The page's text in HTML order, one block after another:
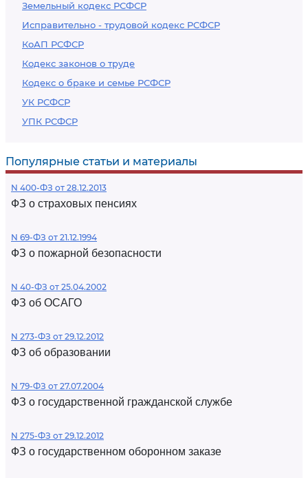
Земельный кодекс РСФСР
Исправительно - трудовой кодекс РСФСР
КоАП РСФСР
Кодекс законов о труде
Кодекс о браке и семье РСФСР
УК РСФСР
УПК РСФСР
Популярные статьи и материалы
N 400-ФЗ от 28.12.2013
ФЗ о страховых пенсиях
N 69-ФЗ от 21.12.1994
ФЗ о пожарной безопасности
N 40-ФЗ от 25.04.2002
ФЗ об ОСАГО
N 273-ФЗ от 29.12.2012
ФЗ об образовании
N 79-ФЗ от 27.07.2004
ФЗ о государственной гражданской службе
N 275-ФЗ от 29.12.2012
ФЗ о государственном оборонном заказе